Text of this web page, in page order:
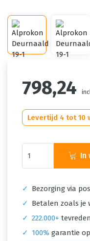
798,24
Levertijd 4 tot 10
In
✓ Bezorging via
✓
Betalen zoals je
✓ 222.000+
✓
100% garantie